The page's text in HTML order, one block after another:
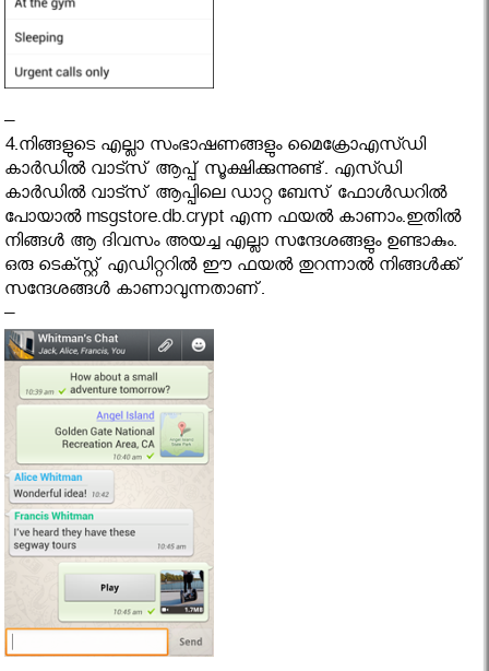
–
4.നിങ്ങളുടെ എല്ലാ സംഭാഷണങ്ങളും മൈക്രോഎസ്ഡി
കാർഡിൽ വാട്സ് ആപ്പ് സൂക്ഷിക്കുന്നുണ്ട്. എസ്ഡി
കാർഡിൽ വാട്സ് ആപ്പിലെ ഡാറ്റ ബേസ് ഫോൾഡറിൽ
പോയാൽ msgstore.db.crypt എന്ന ഫയൽ കാണാം.ഇതിൽ
നിങ്ങൾ ആ ദിവസം അയച്ച എല്ലാ സന്ദേശങ്ങളും ഉണ്ടാകും.
ഒരു ടെക്സ്റ്റ് എഡിറ്ററിൽ ഈ ഫയൽ തുറന്നാൽ നിങ്ങൾക്ക്
സന്ദേശങ്ങൾ കാണാവുന്നതാണ്.
–